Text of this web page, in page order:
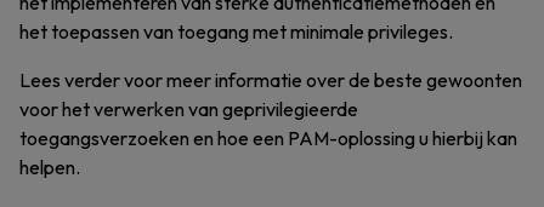
het toepassen van toegang met minimale privileges.
Lees verder voor meer informatie over de beste gewoonten
voor het verwerken van geprivilegieerde
toegangsverzoeken en hoe een PAM-oplossing u hierbij kan
helpen.